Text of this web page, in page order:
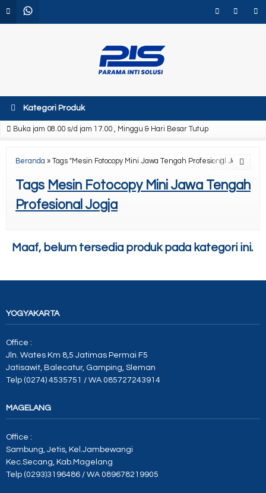
Kategori Produk
Buka jam 08.00 s/d jam 17.00 , Minggu & Hari Besar Tutup
Beranda » Tags "Mesin Fotocopy Mini Jawa Tengah Profesional Jogja"
Tags Mesin Fotocopy Mini Jawa Tengah
Profesional Jogja
Maaf, belum tersedia produk pada kategori ini.
YOGYAKARTA
Office :
Jln. Wates Km 8,5 Jatimas Permai F5
Jatisawit, Balecatur, Gamping, Sleman
Telp (0274) 4535751 / WA 085727243914
MAGELANG
Office :
Sambung, Jetis, Kel.Jambewangi
Kec.Secang, Kab.Magelang
Telp (0293)3196486 / WA 089678219905